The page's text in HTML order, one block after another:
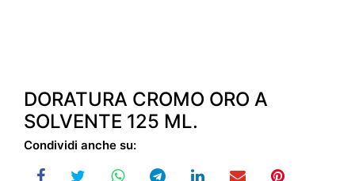
DORATURA CROMO ORO A
SOLVENTE 125 ML.
Condividi anche su: